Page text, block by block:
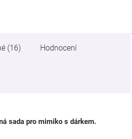
(16) Hodnocení
sada pro mimiko s dárkem.